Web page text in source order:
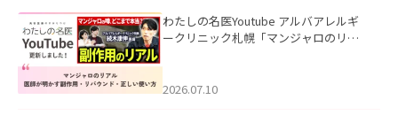
わたしの名医Youtube アルバアレルギ
ークリニック札幌「マンジャロのリア
た。
2026.07.10